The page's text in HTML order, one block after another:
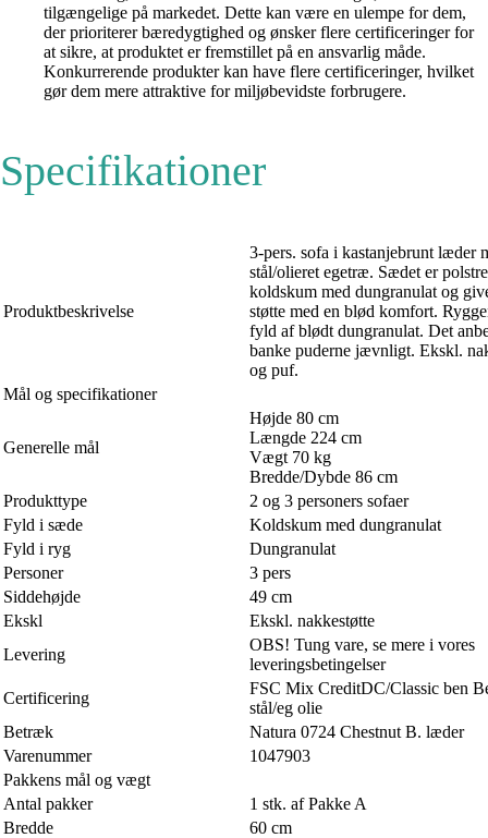
tilgængelige på markedet. Dette kan være en ulempe for dem,
der prioriterer bæredygtighed og ønsker flere certificeringer for
at sikre, at produktet er fremstillet på en ansvarlig måde.
Konkurrerende produkter kan have flere certificeringer, hvilket
gør dem mere attraktive for miljøbevidste forbrugere.
Specifikationer
Produktbeskrivelse
3-pers. sofa i kastanjebrunt læder
stål/olieret egetræ. Sædet er
koldskum med dungranulat og
støtte med en blød komfort.
fyld af blødt dungranulat. Det
banke puderne jævnligt. Ekskl.
og puf.
Mål og specifikationer
Generelle mål
Højde 80 cm
Længde 224 cm
Vægt 70 kg
Bredde/Dybde 86 cm
Produkttype
2 og 3 personers sofaer
Fyld i sæde
Koldskum med dungranulat
Fyld i ryg
Dungranulat
Personer
3 pers
Siddehøjde
49 cm
Ekskl
Ekskl. nakkestøtte
Levering
OBS! Tung vare, se mere i vores
leveringsbetingelser
Certificering
FSC Mix CreditDC/Classic ben
stål/eg olie
Betræk
Natura 0724 Chestnut B. læder
Varenummer
1047903
Pakkens mål og vægt
Antal pakker
1 stk. af Pakke A
Bredde
60 cm